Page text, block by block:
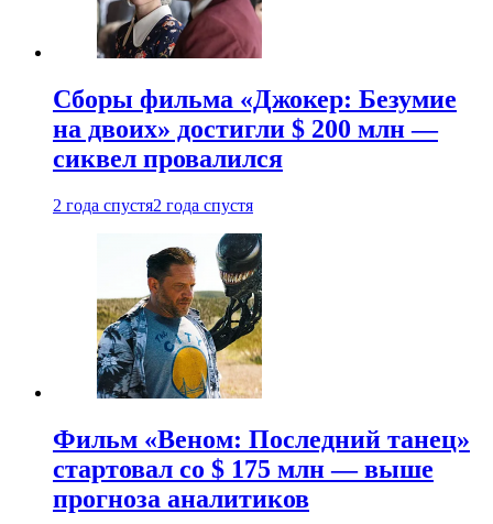
Сборы фильма «Джокер: Безумие
на двоих» достигли $ 200 млн —
сиквел провалился
2 года спустя2 года спустя
Фильм «Веном: Последний танец»
стартовал со $ 175 млн — выше
прогноза аналитиков